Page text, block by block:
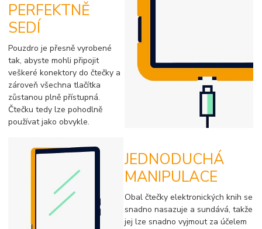
PERFEKTNĚ
SEDÍ
Pouzdro je přesně vyrobené
tak, abyste mohli připojit
veškeré konektory do čtečky a
zároveň všechna tlačítka
zůstanou plně přístupná.
Čtečku tedy lze pohodlně
používat jako obvykle.
JEDNODUCHÁ
MANIPULACE
Obal čtečky elektronických knih se
snadno nasazuje a sundává, takže
jej lze snadno vyjmout za účelem